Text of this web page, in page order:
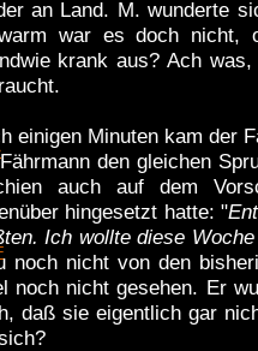
an Land. M. wunderte
war es doch nicht,
krank aus? Ach
einigen Minuten kam der
den gleichen
auch auf dem
hingesetzt hatte: "
Ich wollte diese
noch nicht von den
noch nicht gesehen. Er
daß sie eigentlich gar